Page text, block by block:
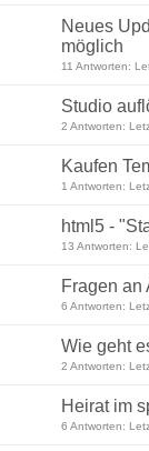
Neues
möglich
11 Antworten:
Studio
2 Antworten:
Kaufen
1 Antworten:
html5 -
13 Antworten:
Fragen an
6 Antworten:
Wie geht
2 Antworten:
Heirat im
6 Antworten: